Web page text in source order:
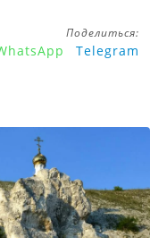
Поделиться:
Telegram